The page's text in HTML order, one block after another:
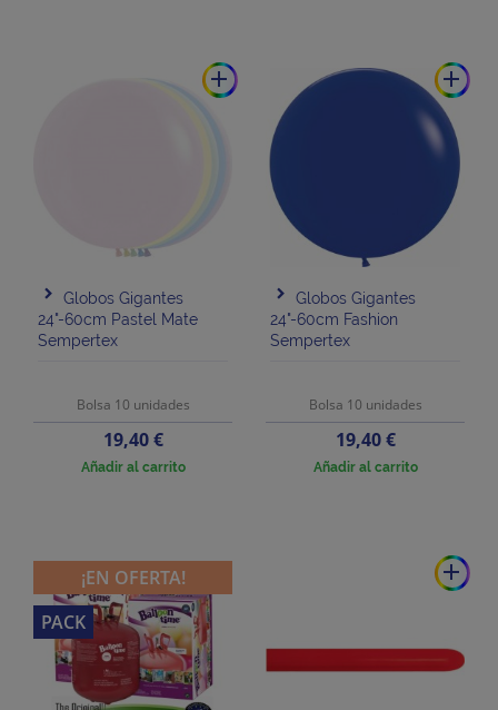
add
Globos Gigantes
24"-60cm Pastel Mate
Sempertex
Bolsa 10 unidades
Precio
19,40 €
Añadir al carrito
add
Globos Gigantes
24"-60cm Fashion
Sempertex
Bolsa 10 unidades
Precio
19,40 €
Añadir al carrito
¡EN OFERTA!
PACK
add